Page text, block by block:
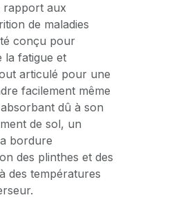
rapport aux
de maladies
conçu pour
la fatigue et
articulé pour une
facilement même
dû à son
de sol, un
bordure
des plinthes et des
des températures